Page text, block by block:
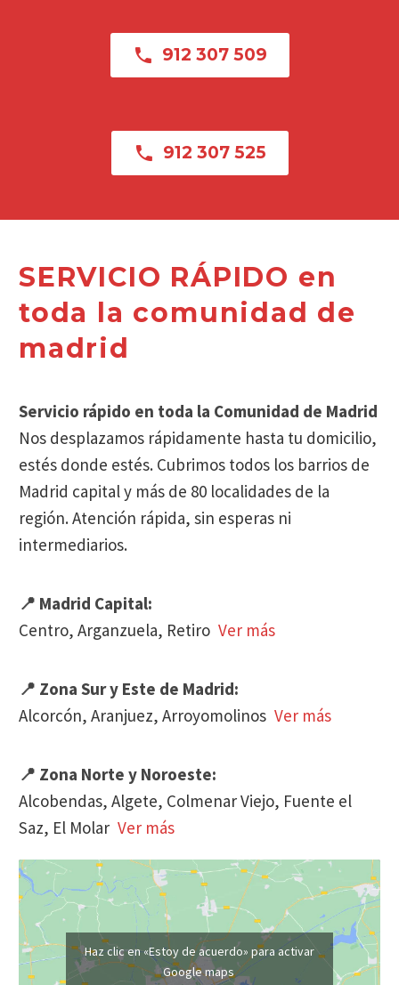
 912 307 509
 912 307 525
SERVICIO RÁPIDO en
toda la comunidad de
madrid
Servicio rápido en toda la Comunidad de Madrid
Nos desplazamos rápidamente hasta tu domicilio,
estés donde estés. Cubrimos todos los barrios de
Madrid capital y más de 80 localidades de la
región. Atención rápida, sin esperas ni
intermediarios.
📍 Madrid Capital:
Centro, Arganzuela, Retiro Ver más
📍 Zona Sur y Este de Madrid:
Alcorcón, Aranjuez, Arroyomolinos Ver más
📍 Zona Norte y Noroeste:
Alcobendas, Algete, Colmenar Viejo, Fuente el
Saz, El Molar Ver más
Haz clic en «Estoy de acuerdo» para activar
Google maps